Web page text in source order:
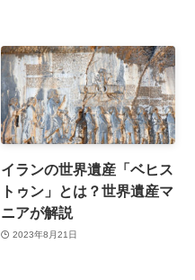
イランの世界遺産「ベヒス
トゥン」とは？世界遺産マ
ニアが解説
2023年8月21日